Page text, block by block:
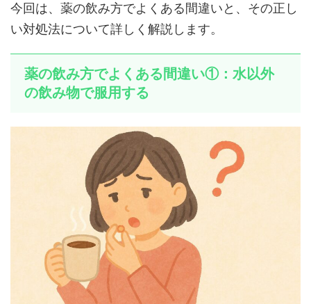
今回は、薬の飲み方でよくある間違いと、その正し
い対処法について詳しく解説します。
薬の飲み方でよくある間違い①：水以外
の飲み物で服用する